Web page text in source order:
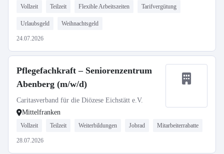
Vollzeit Teilzeit Flexible Arbeitszeiten Tarifvergütung
Urlaubsgeld Weihnachtsgeld
24.07.2026
Pflegefachkraft – Seniorenzentrum
Abenberg (m/w/d)
Caritasverband für die Diözese Eichstätt e.V.
Mittelfranken
Vollzeit Teilzeit Weiterbildungen Jobrad Mitarbeiterrabatte
28.07.2026